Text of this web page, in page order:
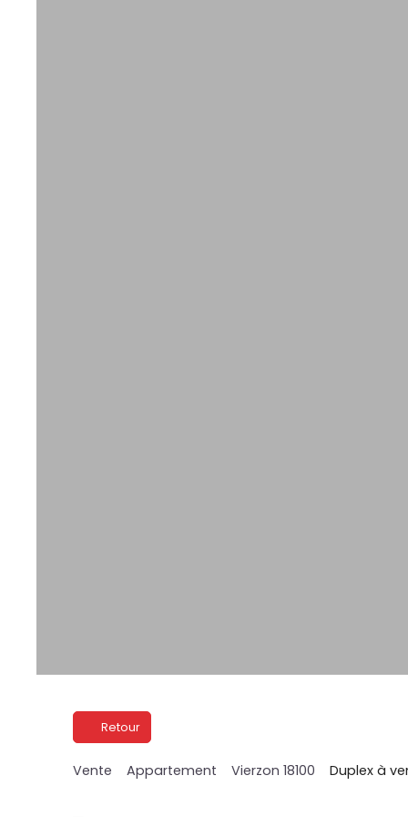
Retour
Vente Appartement Vierzon 18100 Duplex à